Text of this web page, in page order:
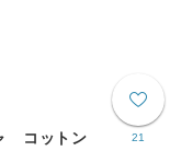
21
コットン